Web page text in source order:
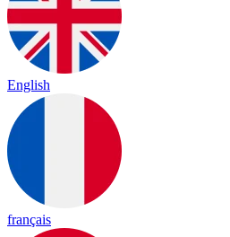
English
français